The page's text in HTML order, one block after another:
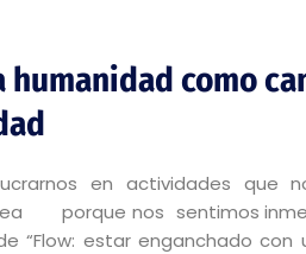
humanidad como
en actividades que
porque nos sentimos
“Flow: estar enganchado con